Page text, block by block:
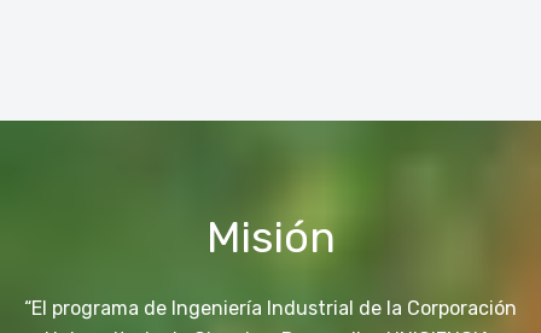
Misión
“El programa de Ingeniería Industrial de la Corporación